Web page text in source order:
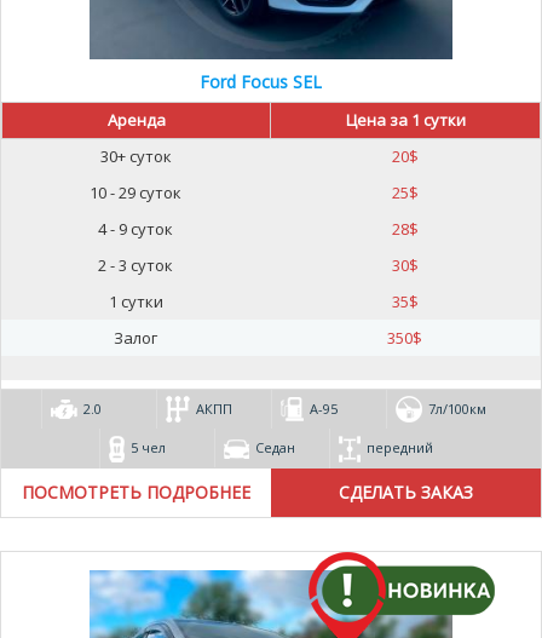
Ford Focus SEL
Аренда
Цена за 1 сутки
30+ суток
20$
10 - 29 суток
25$
4 - 9 суток
28$
2 - 3 суток
30$
1 сутки
35$
Залог
350$
2.0 АКПП А-95 7л/100км
5 чел Седан передний
ПОСМОТРЕТЬ ПОДРОБНЕЕ